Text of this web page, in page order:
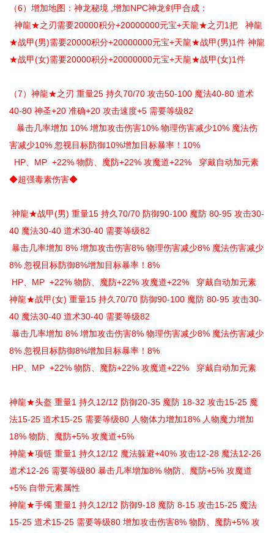
（6）增加地图：神龙秘境 ,增加NPC神龙剑甲合成：
神龍★之刃需要20000积分+20000000元宝+天龍★之刃1把 神龍
★战甲(男)需要20000积分+20000000元宝+天龍★战甲(男)1件 神龍
★战甲(女)需要20000积分+20000000元宝+天龍★战甲(女)1件
（7）神龍★之刃 重量25 持久70/70 攻击50-100 魔法40-80 道术
40-80 神圣+20 准确+20 攻击速度+5 需要等级82
暴击几率增加 10% 增加攻击伤害10% 物理伤害减少10% 魔法伤
害减少10% 忽视目标防御10%增加目标暴率！10%
HP、MP +22% 物防、魔防+22% 攻魔道+22% 穿戴自动加元素
◆超强毒素伤害◆
神龍★战甲(男) 重量15 持久70/70 防御90-100 魔防 80-95 攻击30-
40 魔法30-40 道术30-40 需要等级82
暴击几率增加 8% 增加攻击伤害8% 物理伤害减少8% 魔法伤害减少
8% 忽视目标防御8%增加目标暴率！8%
HP、MP +22% 物防、魔防+22% 攻魔道+22% 穿戴自动加元素
神龍★战甲(女) 重量15 持久70/70 防御90-100 魔防 80-95 攻击30-
40 魔法30-40 道术30-40 需要等级82
暴击几率增加 8% 增加攻击伤害8% 物理伤害减少8% 魔法伤害减少
8% 忽视目标防御8%增加目标暴率！8%
HP、MP +22% 物防、魔防+22% 攻魔道+22% 穿戴自动加元素
神龍★头盔 重量1 持久12/12 防御20-35 魔防 18-32 攻击15-25 魔
法15-25 道术15-25 需要等级80 人物体力增加18% 人物魔力增加
18% 物防、魔防+5% 攻魔道+5%
神龍★项链 重量1 持久12/12 魔法躲避+40% 攻击12-28 魔法12-26
道术12-26 需要等级80 暴击几率增加8% 物防、魔防+5% 攻魔道
+5% 自带元素属性
神龍★手镯 重量1 持久12/12 防御9-18 魔防 8-15 攻击15-25 魔法
15-25 道术15-25 需要等级80 增加攻击伤害8% 物防、魔防+5% 攻